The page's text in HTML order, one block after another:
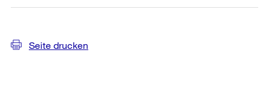
Seite drucken